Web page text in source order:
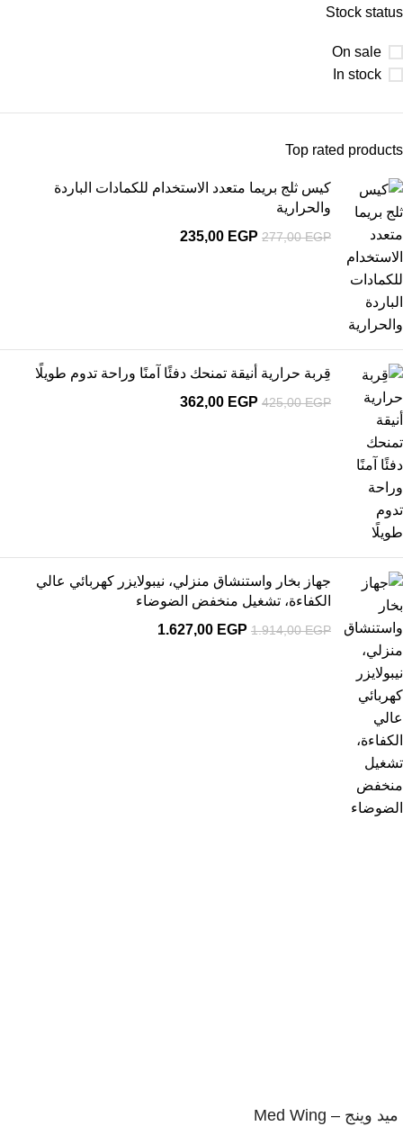
Stock status
On sale
In stock
Top rated products
كيس ثلج بريما متعدد الاستخدام للكمادات الباردة
والحرارية
277,00EGP
235,00 EGP
قِربة حرارية أنيقة تمنحك دفئًا آمنًا وراحة تدوم طويلًا
425,00EGP
362,00 EGP
جهاز بخار واستنشاق منزلي، نيبولايزر كهربائي عالي
الكفاءة، تشغيل منخفض الضوضاء
1.914,00EGP
1.627,00 EGP
ميد وينج – Med Wing